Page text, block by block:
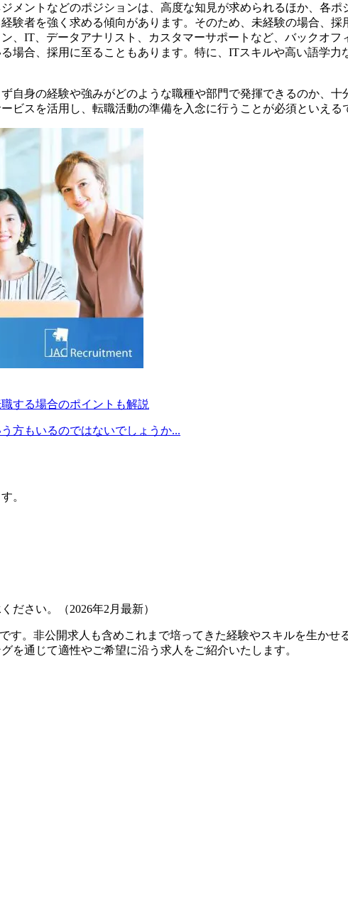
メントなどのポジションは、高度な知見が求められるほか、各
験者を強く求める傾向があります。そのため、未経験の場合、採
、IT、データアナリスト、カスタマーサポートなど、バックオ
場合、採用に至ることもあります。特に、ITスキルや高い語学
自身の経験や強みがどのような職種や部門で発揮できるのか、
ビスを活用し、転職活動の準備を入念に行うことが必須といえる
する場合のポイントも解説
方もいるのではないでしょうか...
。
ださい。（2026年2月最新）
す。非公開求人も含めこれまで培ってきた経験やスキルを生か
を通じて適性やご希望に沿う求人をご紹介いたします。